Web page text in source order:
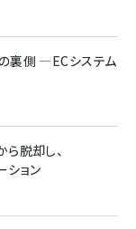
裏側 ―ECシステム
脱却し、
ション